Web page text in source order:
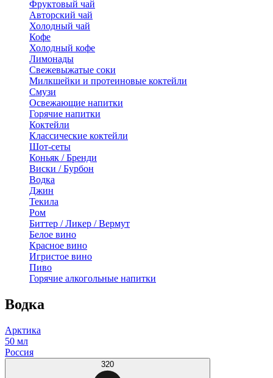
Фруктовый чай
Авторский чай
Холодный чай
Кофе
Холодный кофе
Лимонады
Свежевыжатые соки
Милкшейки и протеиновые коктейли
Смузи
Освежающие напитки
Горячие напитки
Коктейли
Классические коктейли
Шот-сеты
Коньяк / Бренди
Виски / Бурбон
Водка
Джин
Текила
Ром
Биттер / Ликер / Вермут
Белое вино
Красное вино
Игристое вино
Пиво
Горячие алкогольные напитки
Водка
Арктика
50 мл
Россия
320